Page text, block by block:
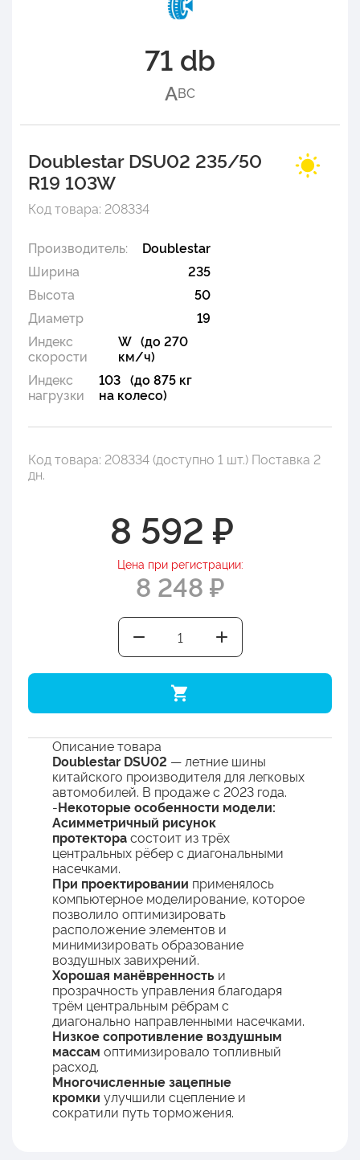
71 db
ABC
Doublestar DSU02 235/50
R19 103W
Код товара: 208334
Производитель:
Doublestar
Ширина
235
Высота
50
Диаметр
19
Индекс
скорости
W (до 270
км/ч)
Индекс
нагрузки
103 (до 875 кг
на колесо)
Код товара: 208334 (доступно 1 шт.) Поставка 2
дн.
8 592 ₽
Цена при регистрации:
8 248 ₽
Описание товара
Doublestar DSU02 — летние шины
китайского производителя для легковых
автомобилей. В продаже с 2023 года.
-Некоторые особенности модели:
Асимметричный рисунок
протекторасостоит из трёх
центральных рёбер с диагональными
насечками.
При проектировании применялось
компьютерное моделирование, которое
позволило оптимизировать
расположение элементов и
минимизировать образование
воздушных завихрений.
Хорошая манёвренность и
прозрачность управления благодаря
трём центральным рёбрам с
диагонально направленными насечками.
Низкое сопротивление воздушным
массам оптимизировало топливный
расход.
Многочисленные зацепные
кромки улучшили сцепление и
сократили путь торможения.